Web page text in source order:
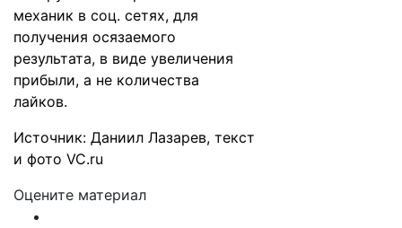
механик в соц. сетях, для
получения осязаемого
результата, в виде увеличения
прибыли, а не количества
лайков.
Источник: Даниил Лазарев, текст
и фото VC.ru
Оцените материал